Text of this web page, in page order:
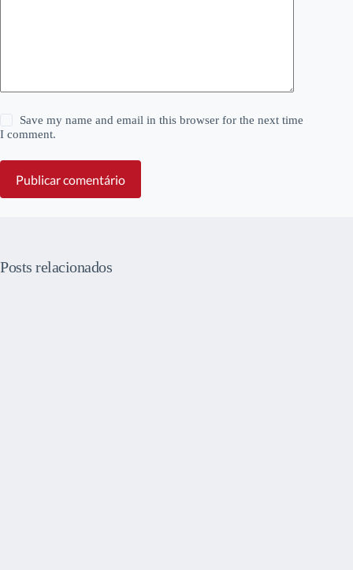
Save my name and email in this browser for the next time
I comment.
Publicar comentário
Posts relacionados